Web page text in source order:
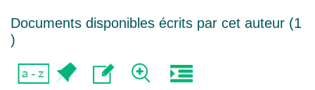
Documents disponibles écrits par cet auteur (1
)